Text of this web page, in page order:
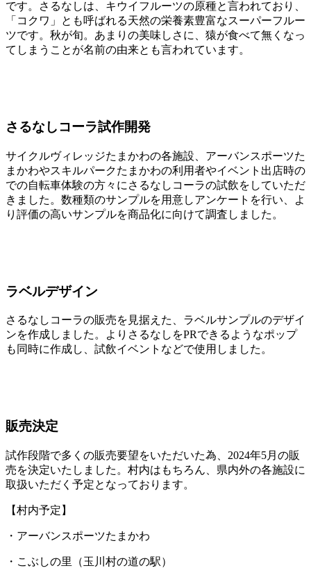
です。さるなしは、キウイフルーツの原種と言われており、
「コクワ」とも呼ばれる天然の栄養素豊富なスーパーフルー
ツです。秋が旬。あまりの美味しさに、猿が食べて無くなっ
てしまうことが名前の由来とも言われています。
さるなしコーラ試作開発
サイクルヴィレッジたまかわの各施設、アーバンスポーツた
まかわやスキルパークたまかわの利用者やイベント出店時の
での自転車体験の方々にさるなしコーラの試飲をしていただ
きました。数種類のサンプルを用意しアンケートを行い、よ
り評価の高いサンプルを商品化に向けて調査しました。
ラベルデザイン
さるなしコーラの販売を見据えた、ラベルサンプルのデザイ
ンを作成しました。よりさるなしをPRできるようなポップ
も同時に作成し、試飲イベントなどで使用しました。
販売決定
試作段階で多くの販売要望をいただいた為、2024年5月の販
売を決定いたしました。村内はもちろん、県内外の各施設に
取扱いただく予定となっております。
【村内予定】
・アーバンスポーツたまかわ
・こぶしの里（玉川村の道の駅）